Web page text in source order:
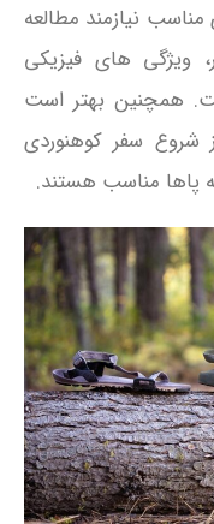
نیازمند مطالعه
ویژگی‌ های فیزیکی
همچنین بهتر است
شروع سفر کوهنوردی
پاها مناسب هستند.